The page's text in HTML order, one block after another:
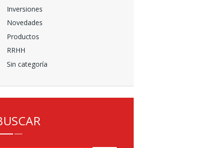
Inversiones
Novedades
Productos
RRHH
Sin categoría